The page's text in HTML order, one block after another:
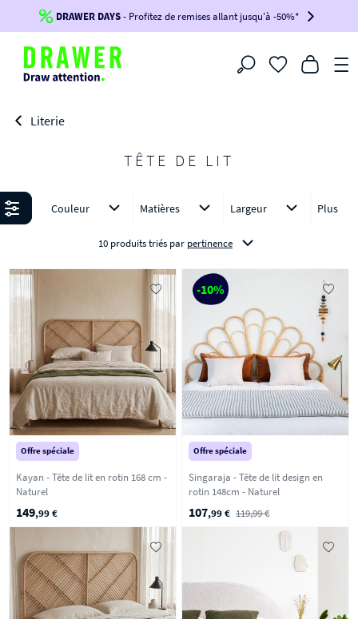
Jusqu'à-100€*sur votre commande !
BIKINI100
-voir conditions en bas de page-
DRAWER DAYS- Profitez de remises allant jusqu'à -50%*
Filtrer
Literie
TÊTE DE LIT
Affiner Couleur Matières Largeur Plus
10 produits triés par pertinence
Offre spéciale
Kayan - Tête de lit en rotin 168 cm -
Naturel
149,99 €
-10%
Offre spéciale
Singaraja - Tête de lit design en
rotin 148cm - Naturel
107,99 € 119,99 €